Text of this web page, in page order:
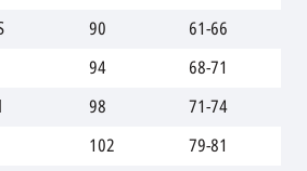
90 61-66
94 68-71
98 71-74
102 79-81